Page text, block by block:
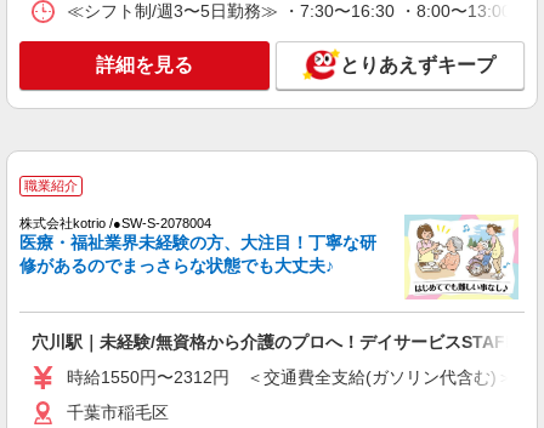
キープ 詳細を見る
サービス付き高齢者向け住宅／介護職／遅出の
時給1,193円〜1,257円 ※経験・能力・資格等
による ※一律処遇改善加算含む 〇時間外勤務手当
〇土日祝勤務手当 〇夜勤手当 〇深夜勤務手当 〇
年末年始勤務手当 〇早朝7:00〜8:00/夜間18:00〜
エイジフリーハウス千葉穴川 千葉県千葉市稲
キープ 詳細を見る
パート
エイジフリーハウス千葉穴川
≪シフト制/週3〜5日勤務≫ ・7:30〜16:30 ・8:00〜13:00(
詳細を見る とりあえずキープ
職業紹介
株式会社kotrio /●SW-S-2078004
医療・福祉業界未経験の方、大注目！丁寧な研
修があるのでまっさらな状態でも大丈夫♪
穴川駅｜未経験/無資格から介護のプロへ！デイサービスSTAFF
時給1550円〜2312円 ＜交通費全支給(ガソリン代含む)＞
千葉市稲毛区